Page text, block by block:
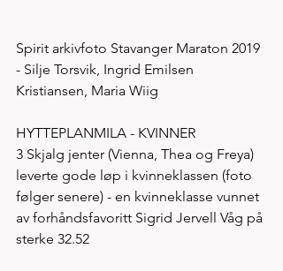
Spirit arkivfoto Stavanger Maraton 2019
- Silje Torsvik, Ingrid Emilsen
Kristiansen, Maria Wiig
HYTTEPLANMILA - KVINNER
3 Skjalg jenter (Vienna, Thea og Freya)
leverte gode løp i kvinneklassen (foto
følger senere) - en kvinneklasse vunnet
av forhåndsfavoritt Sigrid Jervell Våg på
sterke 32.52